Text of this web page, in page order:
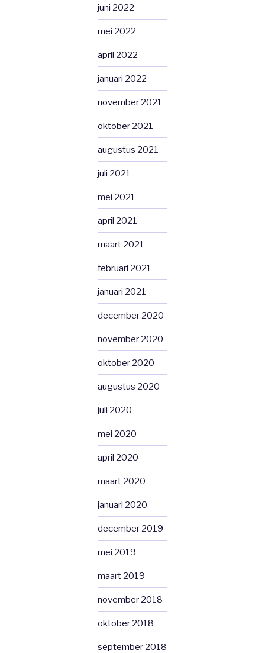
juni 2022
mei 2022
april 2022
januari 2022
november 2021
oktober 2021
augustus 2021
juli 2021
mei 2021
april 2021
maart 2021
februari 2021
januari 2021
december 2020
november 2020
oktober 2020
augustus 2020
juli 2020
mei 2020
april 2020
maart 2020
januari 2020
december 2019
mei 2019
maart 2019
november 2018
oktober 2018
september 2018